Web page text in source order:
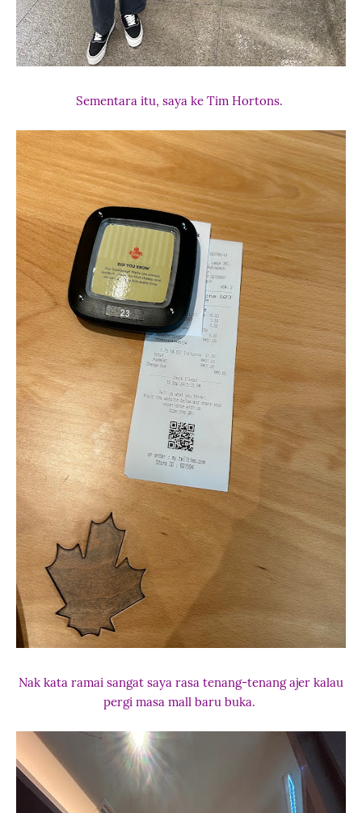
Sementara itu, saya ke Tim Hortons.
Nak kata ramai sangat saya rasa tenang-tenang ajer kalau
pergi masa mall baru buka.